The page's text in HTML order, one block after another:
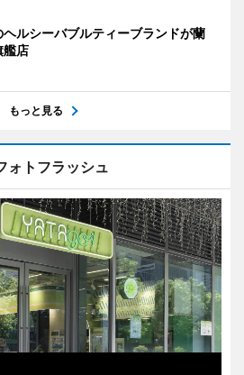
ヘルシーバブルティーブランドが蘭
艦店
もっと見る
ォトフラッシュ